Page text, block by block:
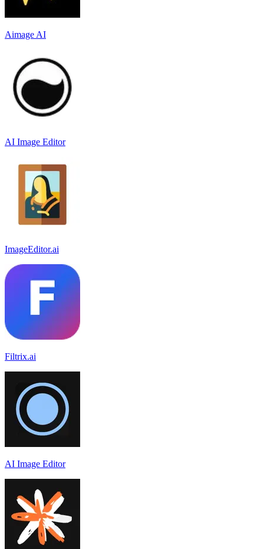
Aimage AI
AI Image Editor
ImageEditor.ai
Filtrix.ai
AI Image Editor